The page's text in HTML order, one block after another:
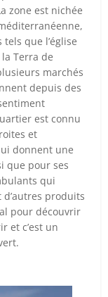
zone est nichée
que l’église
Terra de
marchés
depuis des
est connu
et
donnent une
que pour ses
qui
produits
pour découvrir
et c’est un